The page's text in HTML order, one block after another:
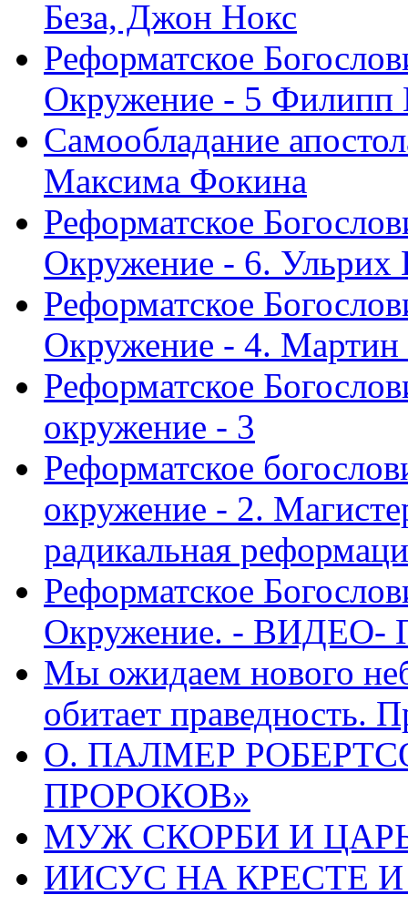
Беза, Джон Нокс
Реформатское
Окружение - 5 Филипп
Самообладание
Максима Фокина
Реформатское
Окружение - 6. Ульрих
Реформатское
Окружение - 4.
Реформатское
окружение - 3
Реформатское
окружение - 2.
радикальная
Реформатское
Окружение. - ВИДЕО-
Мы ожидаем нового
обитает праведность.
О. ПАЛМЕР
ПРОРОКОВ»
МУЖ СКОРБИ И ЦАРЬ
ИИСУС НА КРЕСТЕ